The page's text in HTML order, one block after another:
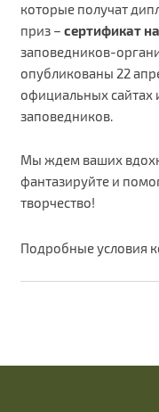
которые получат
приз – сертификат
заповедников-
опубликованы 22
официальных сайтах
заповедников.
Мы ждем ваших
фантазируйте и
творчество!
Подробные условия